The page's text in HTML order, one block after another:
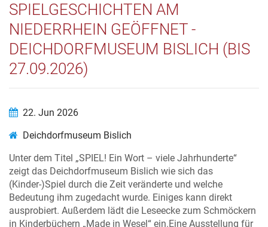
SPIELGESCHICHTEN AM
NIEDERRHEIN GEÖFFNET -
DEICHDORFMUSEUM BISLICH (BIS
27.09.2026)
22. Jun 2026
Deichdorfmuseum Bislich
Unter dem Titel „SPIEL! Ein Wort – viele Jahrhunderte“
zeigt das Deichdorfmuseum Bislich wie sich das
(Kinder-)Spiel durch die Zeit veränderte und welche
Bedeutung ihm zugedacht wurde. Einiges kann direkt
ausprobiert. Außerdem lädt die Leseecke zum Schmöckern
in Kinderbüchern „Made in Wesel“ ein.Eine Ausstellung für